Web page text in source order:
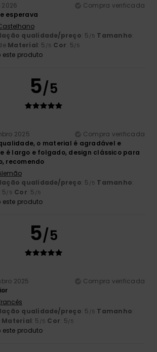
Compra verificada
esperava
qualidade/preço: 5 /5 Tamanho:
Material: 5 /5 Cor: 5/5
este produto
5/5
2025
Compra verificada
o material é agradável e
é largo e folgado, design clássico para
recomendo
qualidade/preço: 5 /5 Tamanho:
: 5/5 Cor: 5 /5
este produto
5/5
2025
Compra verificada
qualidade/preço: 5 /5 Tamanho:
Material: 5 /5 Cor: 5/5
este produto